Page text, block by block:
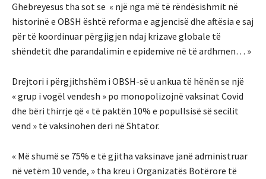
Ghebreyesus tha sot se « një nga më të rëndësishmit në
historinë e OBSH është reforma e agjencisë dhe aftësia e saj
për të koordinuar përgjigjen ndaj krizave globale të
shëndetit dhe parandalimin e epidemive në të ardhmen… »
Drejtori i përgjithshëm i OBSH-së u ankua të hënën se një
« grup i vogël vendesh » po monopolizojnë vaksinat Covid
dhe bëri thirrje që « të paktën 10% e popullsisë së secilit
vend » të vaksinohen deri në Shtator.
« Më shumë se 75% e të gjitha vaksinave janë administruar
në vetëm 10 vende, » tha kreu i Organizatës Botërore të